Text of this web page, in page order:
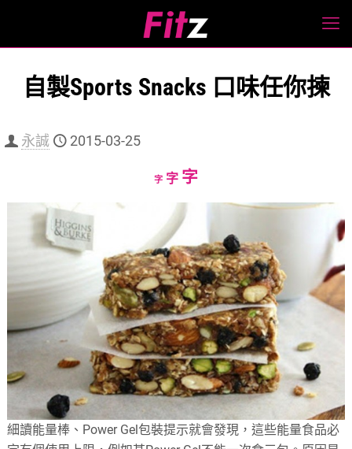
自製Sports Snacks 口味任你揀
永誠 2015-03-25
字Decrease
size.
字Reset
size.
字Increase
細讀能量棒、Power Gel包裝提示就會發現，這些能量食品必